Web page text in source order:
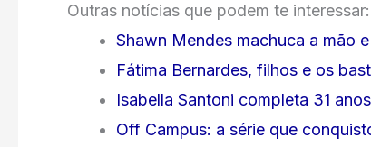
Outras notícias que podem te interessar:
Shawn Mendes machuca a mão
Fátima Bernardes, filhos e os
Isabella Santoni completa 31
Off Campus: a série que